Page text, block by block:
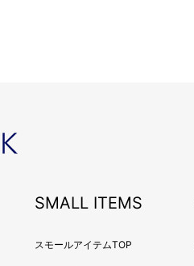
2018年8月
SMALL ITEMS
スモールアイテムTOP